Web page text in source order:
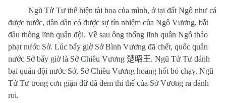
Ngũ Tử Tư thể hiện tài hoa của mình, ở tại đất Ngô như cá
được nước, dần dần có được sự tín nhiệm của Ngô Vương, bắt
đầu thống lĩnh quân đội. Về sau ông thống lĩnh quân Ngô thảo
phạt nước Sở. Lúc bấy giờ Sở Bình Vương đã chết, quốc quân
nước Sở bấy giờ là Sở Chiêu Vương 楚昭王. Ngũ Tử Tư đánh
bại quân đội nước Sở, Sở Chiêu Vương hoảng hốt bỏ chạy. Ngũ
Tử Tư trong cơn giận dữ đã đem thi thể của Sở Vương ra đánh
roi.